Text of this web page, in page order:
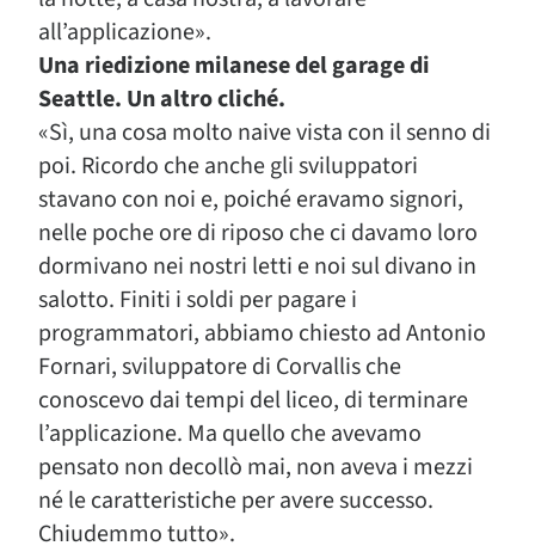
all’applicazione».
Una riedizione milanese del garage di
Seattle. Un altro cliché.
«Sì, una cosa molto naive vista con il senno di
poi. Ricordo che anche gli sviluppatori
stavano con noi e, poiché eravamo signori,
nelle poche ore di riposo che ci davamo loro
dormivano nei nostri letti e noi sul divano in
salotto. Finiti i soldi per pagare i
programmatori, abbiamo chiesto ad Antonio
Fornari, sviluppatore di Corvallis che
conoscevo dai tempi del liceo, di terminare
l’applicazione. Ma quello che avevamo
pensato non decollò mai, non aveva i mezzi
né le caratteristiche per avere successo.
Chiudemmo tutto».